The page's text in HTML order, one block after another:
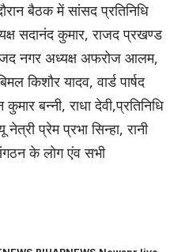
बैठक में सांसद प्रतिनिधि
सदानंद कुमार, राजद प्रखण्ड
नगर अध्यक्ष अफरोज आलम,
किशौर यादव, वार्ड पार्षद
बन्नी, राधा देवी,प्रतिनिधि
प्रेम प्रभा सिन्हा, रानी
के लोग एंव सभी